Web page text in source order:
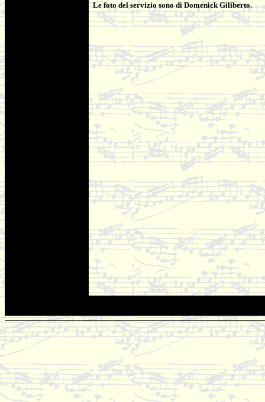
Le foto del servizio sono di Domenick Giliberto.